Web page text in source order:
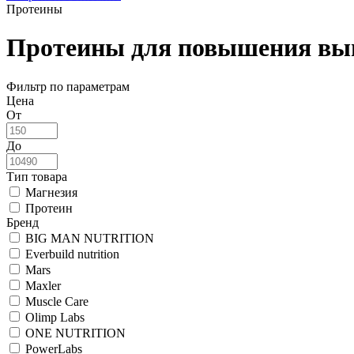
Протеины
Протеины для повышения
Фильтр по параметрам
Цена
От
До
Тип товара
Магнезия
Протеин
Бренд
BIG MAN NUTRITION
Everbuild nutrition
Mars
Maxler
Muscle Care
Olimp Labs
ONE NUTRITION
PowerLabs